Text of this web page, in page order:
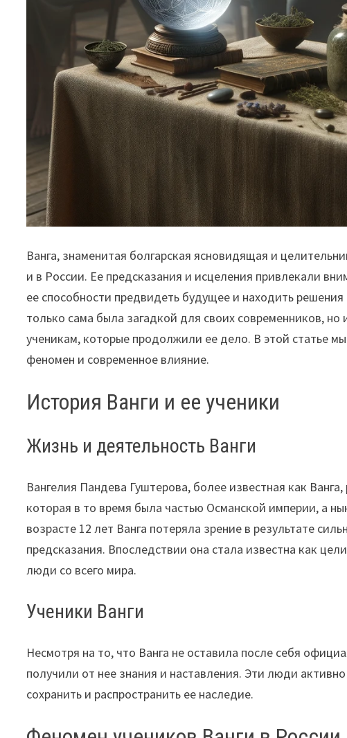
Ванга, знаменитая болгарская ясновидящая и
и в России. Ее предсказания и исцеления привлекали
ее способности предвидеть будущее и находить
только сама была загадкой для своих современников,
ученикам, которые продолжили ее дело. В этой статье
феномен и современное влияние.
История Ванги и ее ученики
Жизнь и деятельность Ванги
Вангелия Пандева Гуштерова, более известная как
которая в то время была частью Османской империи, а
возрасте 12 лет Ванга потеряла зрение в результате
предсказания. Впоследствии она стала известна как
люди со всего мира.
Ученики Ванги
Несмотря на то, что Ванга не оставила после себя
получили от нее знания и наставления. Эти люди
сохранить и распространить ее наследие.